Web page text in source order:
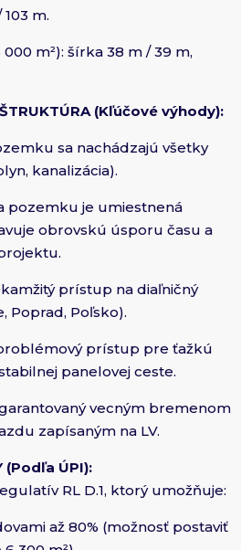
m.
m²): šírka 38 m / 39 m,
(Kľúčové výhody):
sa nachádzajú všetky
kanalizácia).
pozemku je umiestnená
obrovskú úsporu času a
prístup na diaľničný
Poprad, Poľsko).
prístup pre ťažkú
panelovej ceste.
vecným bremenom
zapísaným na LV.
(Podľa ÚPI):
RL D.1, ktorý umožňuje:
až 80% (možnosť postaviť